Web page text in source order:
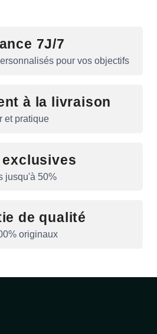
7J/7
pour vos objectifs
à la livraison
et pratique
jusqu'à 50%
de qualité
originaux